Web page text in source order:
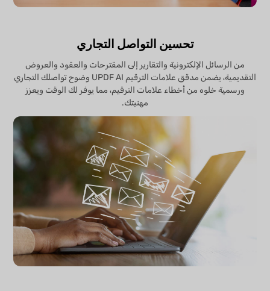
تحسين التواصل التجاري
من الرسائل الإلكترونية والتقارير إلى المقترحات والعقود والعروض
التقديمية، يضمن مدقق علامات الترقيم UPDF AI وضوح تواصلك التجاري
ورسمية خلوه من أخطاء علامات الترقيم، مما يوفر لك الوقت ويعزز
مهنيتك.